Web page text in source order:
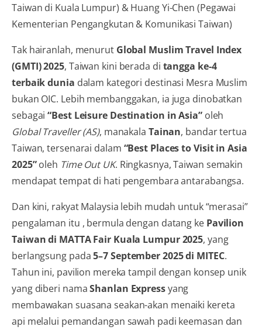
Taiwan di Kuala Lumpur) & Huang Yi-Chen (Pegawai
Kementerian Pengangkutan & Komunikasi Taiwan)
Tak hairanlah, menurut Global Muslim Travel Index
(GMTI) 2025, Taiwan kini berada di tangga ke-4
terbaik dunia dalam kategori destinasi Mesra Muslim
bukan OIC. Lebih membanggakan, ia juga dinobatkan
sebagai“Best Leisure Destination in Asia”oleh
Global Traveller (AS), manakala Tainan, bandar tertua
Taiwan, tersenarai dalam “Best Places to Visit in Asia
2025”oleh Time Out UK. Ringkasnya, Taiwan semakin
mendapat tempat di hati pengembara antarabangsa.
Dan kini, rakyat Malaysia lebih mudah untuk “merasai”
pengalaman itu , bermula dengan datang ke Pavilion
Taiwan di MATTA Fair Kuala Lumpur 2025, yang
berlangsung pada5–7 September 2025 di MITEC.
Tahun ini, pavilion mereka tampil dengan konsep unik
yang diberi namaShanlan Expressyang
membawakan suasana seakan-akan menaiki kereta
api melalui pemandangan sawah padi keemasan dan